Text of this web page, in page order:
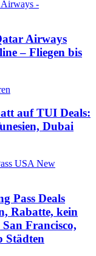
Airways
– Fliegen bis
auf TUI Deals:
Dubai
Pass Deals
Rabatte, kein
Francisco,
Städten